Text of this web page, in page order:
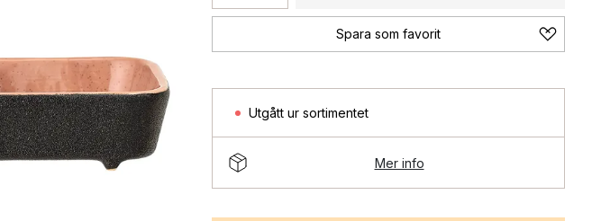
Spara som favorit
Utgått ur sortimentet
Mer info